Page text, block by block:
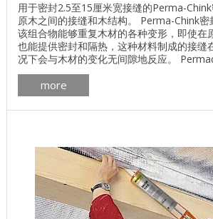
用于密封2.5至15厘米宽接缝的Perma-
原木之间的接缝和木结构。 Perma-Chink
该组合物能够重复木材的各种变形，即使在
也能提供密封和隔热，这种材料制成的接缝
况下会与木材的变化无间隙地反应。
方便，可以保护木屋。它适用于原木和天然
木材，胶合层压木材，包括用各种方法处理
强度附着力。 ...
more